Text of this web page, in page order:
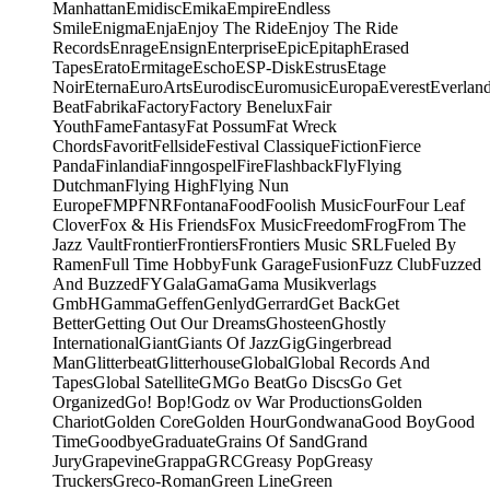
ManhattanEmidiscEmikaEmpireEndless
SmileEnigmaEnjaEnjoy The RideEnjoy The Ride
RecordsEnrageEnsignEnterpriseEpicEpitaphErased
TapesEratoErmitageEschoESP-DiskEstrusEtage
NoirEternaEuroArtsEurodiscEuromusicEuropaEverest
BeatFabrikaFactoryFactory BeneluxFair
YouthFameFantasyFat PossumFat Wreck
ChordsFavoritFellsideFestival ClassiqueFictionFierce
PandaFinlandiaFinngospelFireFlashbackFlyFlying
DutchmanFlying HighFlying Nun
EuropeFMPFNRFontanaFoodFoolish MusicFourFour Leaf
CloverFox & His FriendsFox MusicFreedomFrogFrom The
Jazz VaultFrontierFrontiersFrontiers Music SRLFueled By
RamenFull Time HobbyFunk GarageFusionFuzz ClubFuzzed
And BuzzedFYGalaGamaGama Musikverlags
GmbHGammaGeffenGenlydGerrardGet BackGet
BetterGetting Out Our DreamsGhosteenGhostly
InternationalGiantGiants Of JazzGigGingerbread
ManGlitterbeatGlitterhouseGlobalGlobal Records And
TapesGlobal SatelliteGMGo BeatGo DiscsGo Get
OrganizedGo! Bop!Godz ov War ProductionsGolden
ChariotGolden CoreGolden HourGondwanaGood BoyGood
TimeGoodbyeGraduateGrains Of SandGrand
JuryGrapevineGrappaGRCGreasy PopGreasy
TruckersGreco-RomanGreen LineGreen